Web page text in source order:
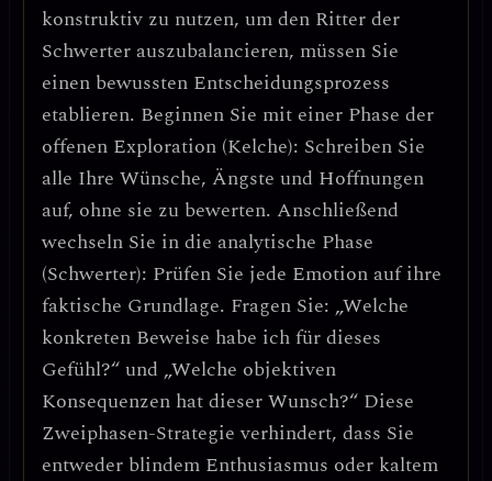
konstruktiv zu nutzen, um den Ritter der
Schwerter auszubalancieren, müssen Sie
einen bewussten Entscheidungsprozess
etablieren. Beginnen Sie mit einer Phase der
offenen Exploration (Kelche): Schreiben Sie
alle Ihre Wünsche, Ängste und Hoffnungen
auf, ohne sie zu bewerten. Anschließend
wechseln Sie in die analytische Phase
(Schwerter): Prüfen Sie jede Emotion auf ihre
faktische Grundlage. Fragen Sie: „Welche
konkreten Beweise habe ich für dieses
Gefühl?“ und „Welche objektiven
Konsequenzen hat dieser Wunsch?“ Diese
Zweiphasen-Strategieverhindert, dass Sie
entweder blindem Enthusiasmus oder kaltem